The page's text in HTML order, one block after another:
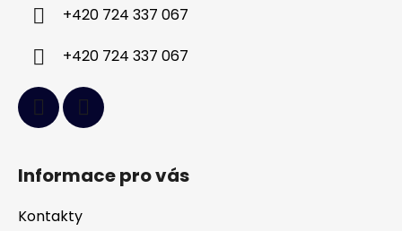
+420 724 337 067
+420 724 337 067
Informace pro vás
Kontakty